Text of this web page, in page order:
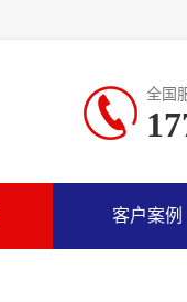
全国
客户案例